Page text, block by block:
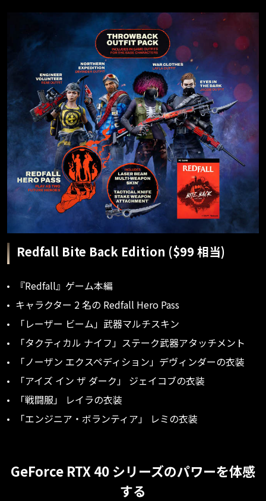
Redfall Bite Back Edition ($99 相当)
『Redfall』ゲーム本編
キャラクター 2 名の Redfall Hero Pass
「レーザー ビーム」武器マルチスキン
「タクティカル ナイフ」ステーク武器アタッチメント
「ノーザン エクスペディション」デヴィンダーの衣装
「アイズ イン ザ ダーク」 ジェイコブの衣装
「戦闘服」 レイラの衣装
「エンジニア・ボランティア」 レミの衣装
GeForce RTX 40 シリーズのパワーを体感
する